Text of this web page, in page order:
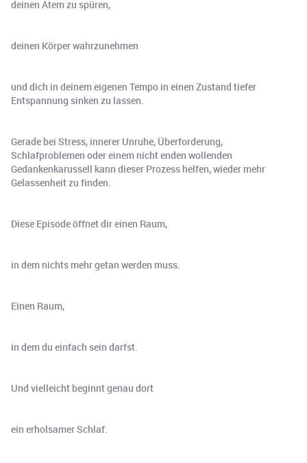
deinen Atem zu spüren,
deinen Körper wahrzunehmen
und dich in deinem eigenen Tempo in einen Zustand tiefer
Entspannung sinken zu lassen.
Gerade bei Stress, innerer Unruhe, Überforderung,
Schlafproblemen oder einem nicht enden wollenden
Gedankenkarussell kann dieser Prozess helfen, wieder mehr
Gelassenheit zu finden.
Diese Episode öffnet dir einen Raum,
in dem nichts mehr getan werden muss.
Einen Raum,
in dem du einfach sein darfst.
Und vielleicht beginnt genau dort
ein erholsamer Schlaf.